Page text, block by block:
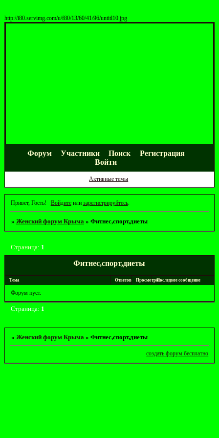
http://i80.servimg.com/u/f80/13/60/41/96/untitl10.jpg
Форум Участники Поиск
Регистрация
Войти
Активные темы
Привет, Гость! Войдитеили зарегистрируйтесь.
» Женский форум Крыма » Фитнес,спорт,диеты
Фитнес,спорт,диеты
Страница: 1
Тема Ответов ПросмотровПоследнее сообщение
Форум пуст.
Страница: 1
» Женский форум Крыма » Фитнес,спорт,диеты
создать форум бесплатно